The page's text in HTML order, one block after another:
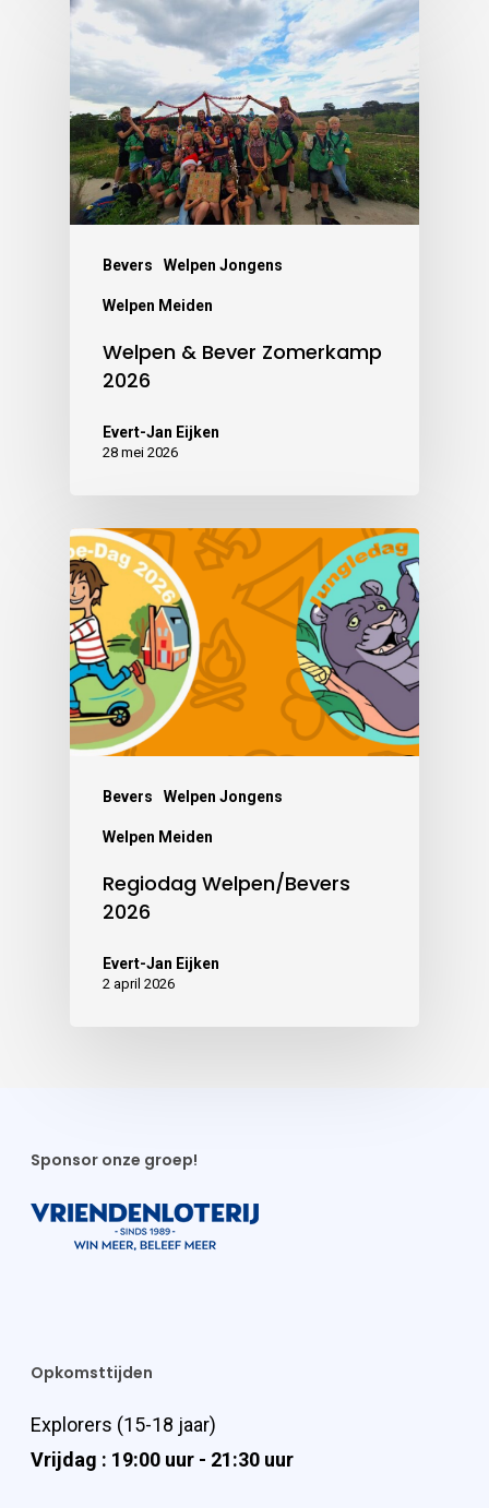
Bevers Welpen Jongens
Welpen Meiden
Welpen & Bever Zomerkamp
2026
Evert-Jan Eijken
28 mei 2026
Bevers Welpen Jongens
Welpen Meiden
Regiodag Welpen/Bevers
2026
Evert-Jan Eijken
2 april 2026
Sponsor onze groep!
Opkomsttijden
Explorers (15-18 jaar)
Vrijdag : 19:00 uur - 21:30 uur